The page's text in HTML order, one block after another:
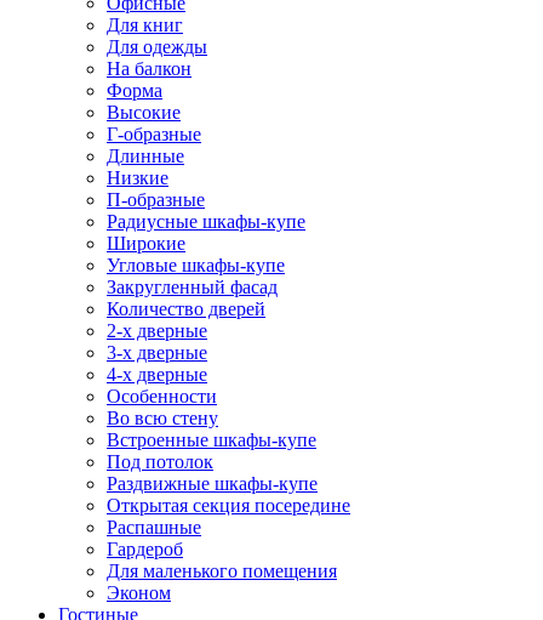
Для книг
Для одежды
На балкон
Форма
Высокие
Г-образные
Длинные
Низкие
П-образные
Радиусные шкафы-купе
Широкие
Угловые шкафы-купе
Закругленный фасад
Количество дверей
2-х дверные
3-х дверные
4-х дверные
Особенности
Во всю стену
Встроенные шкафы-купе
Под потолок
Раздвижные шкафы-купе
Открытая секция посередине
Распашные
Гардероб
Для маленького помещения
Эконом
Гостиные